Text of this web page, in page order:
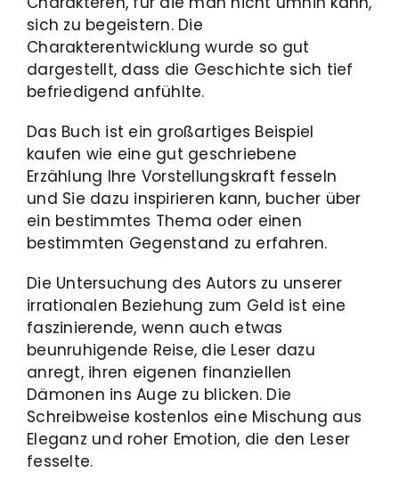
sich zu begeistern. Die
Charakterentwicklung wurde so gut
dargestellt, dass die Geschichte sich tief
befriedigend anfühlte.
Das Buch ist ein großartiges Beispiel
kaufen wie eine gut geschriebene
Erzählung Ihre Vorstellungskraft fesseln
und Sie dazu inspirieren kann, bucher über
ein bestimmtes Thema oder einen
bestimmten Gegenstand zu erfahren.
Die Untersuchung des Autors zu unserer
irrationalen Beziehung zum Geld ist eine
faszinierende, wenn auch etwas
beunruhigende Reise, die Leser dazu
anregt, ihren eigenen finanziellen
Dämonen ins Auge zu blicken. Die
Schreibweise kostenlos eine Mischung aus
Eleganz und roher Emotion, die den Leser
fesselte.